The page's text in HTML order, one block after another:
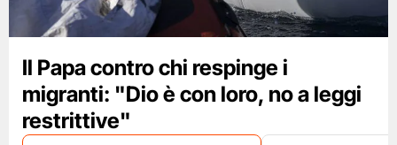
Il Papa contro chi respinge i
migranti: "Dio è con loro, no a leggi
restrittive"